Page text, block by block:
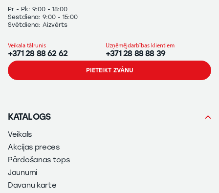
Pr - Pk: 9:00 - 18:00
Sestdiena: 9:00 - 15:00
Svētdiena: Aizvērts
Veikala tālrunis
+371 28 88 62 62
Uzņēmējdarbības klientiem
+371 28 88 88 39
PIETEIKT ZVĀNU
KATALOGS
Veikals
Akcijas preces
Pārdošanas tops
Jaunumi
Dāvanu karte